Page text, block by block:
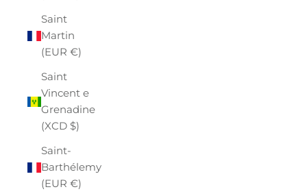
Saint
Martin
(EUR €)
Saint
Vincent e
Grenadine
(XCD $)
Saint-
Barthélemy
(EUR €)